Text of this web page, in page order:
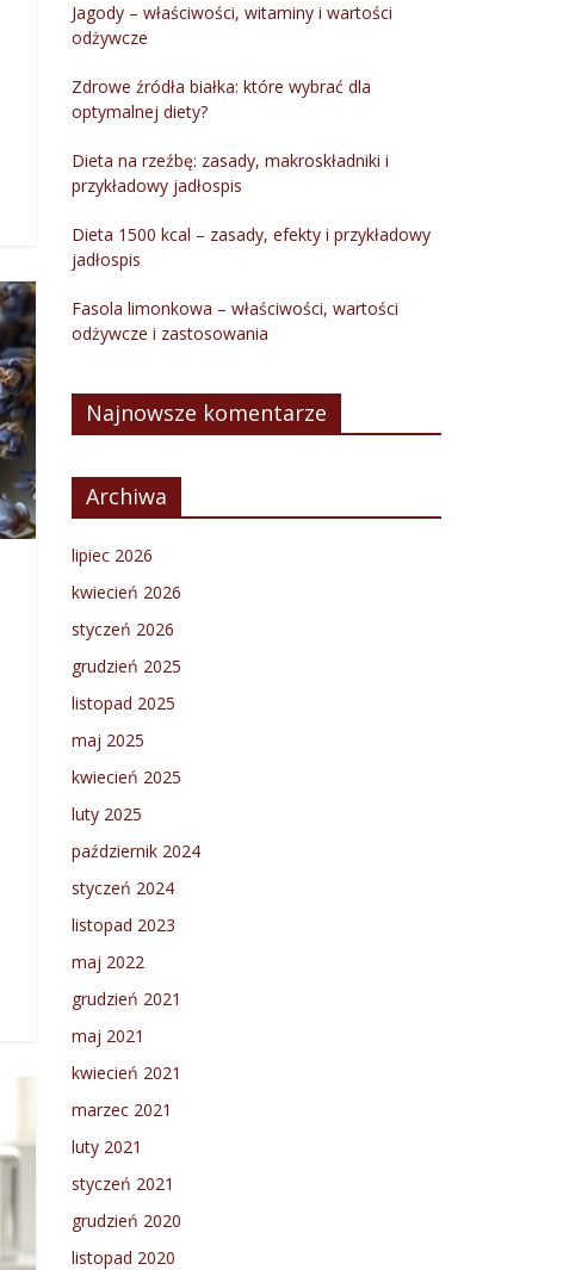
Jagody – właściwości, witaminy i wartości
odżywcze
Zdrowe źródła białka: które wybrać dla
optymalnej diety?
Dieta na rzeźbę: zasady, makroskładniki i
przykładowy jadłospis
Dieta 1500 kcal – zasady, efekty i przykładowy
jadłospis
Fasola limonkowa – właściwości, wartości
odżywcze i zastosowania
Najnowsze komentarze
Archiwa
lipiec 2026
kwiecień 2026
styczeń 2026
grudzień 2025
listopad 2025
maj 2025
kwiecień 2025
luty 2025
październik 2024
styczeń 2024
listopad 2023
maj 2022
grudzień 2021
maj 2021
kwiecień 2021
marzec 2021
luty 2021
styczeń 2021
grudzień 2020
listopad 2020